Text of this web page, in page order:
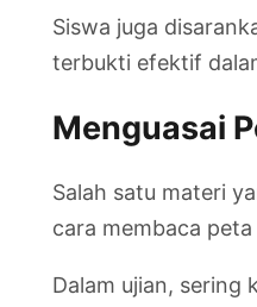
Siswa juga
terbukti efektif
Menguasai
Salah satu materi
cara membaca
Dalam ujian, sering